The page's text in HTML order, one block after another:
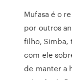
Mufasa é o
por outros
filho, Simba,
com ele
de manter a